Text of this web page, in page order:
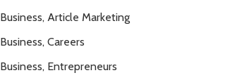
Business, Article Marketing
Business, Careers
Business, Entrepreneurs